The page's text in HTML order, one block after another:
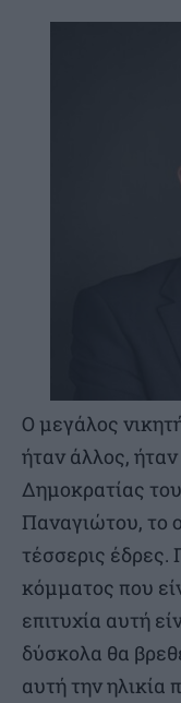
Ο μεγάλος
ήταν άλλος,
Δημοκρατίας
Παναγιώτου, το
τέσσερις έδρες.
κόμματος που
επιτυχία αυτή
δύσκολα θα
αυτή την ηλικία